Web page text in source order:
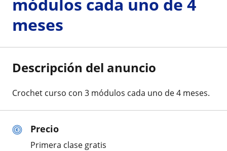
Precio
Primera clase gratis
meses
Descripción del anuncio
Crochet curso con 3 módulos cada uno de 4 meses.